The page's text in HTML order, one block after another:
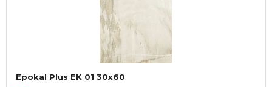
Epokal Plus EK 01 30x60